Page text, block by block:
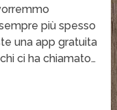
più spesso
una app gratuita
ci ha chiamato…